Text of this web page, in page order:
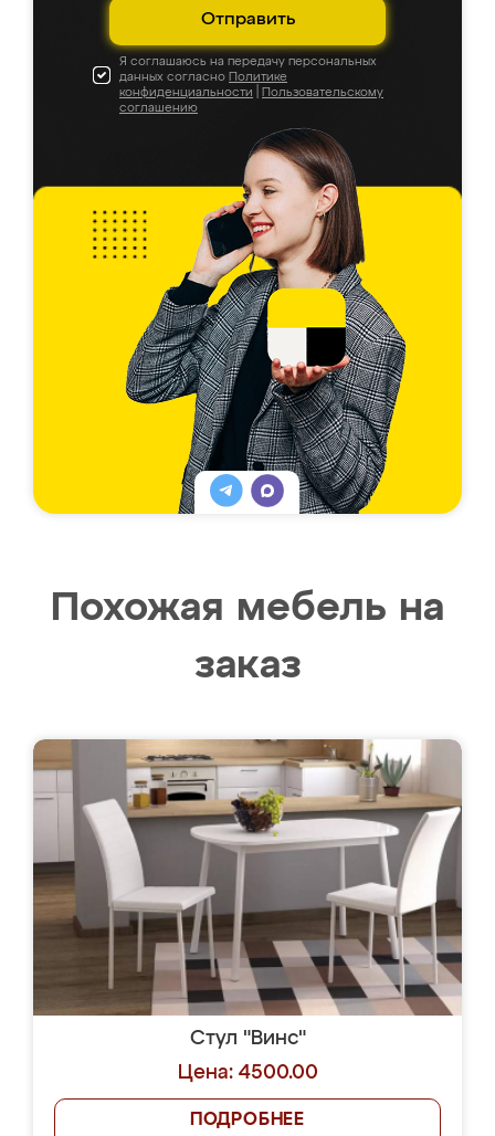
Отправить
Я соглашаюсь на передачу персональных
данных согласно Политике
конфиденциальности
Пользовательскому
соглашению
Похожая мебель на
заказ
Стул "Винс"
Цена: 4500.00
ПОДРОБНЕЕ